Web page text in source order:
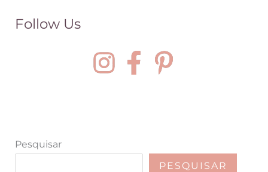
Follow Us
Pesquisar
PESQUISAR